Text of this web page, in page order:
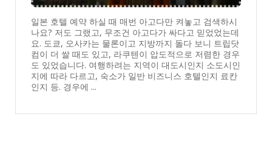
일본 호텔 예약 하실 때 매번 아고다만 켜놓고 검색하시
나요? 저도 그랬고, 무조건 아고다가 싸다고 믿었었는데
요. 도쿄, 오사카는 물론이고 지방까지 돌다 보니 트립닷
컴이 더 쌀 때도 있고, 라쿠텐이 압도적으로 저렴한 경우
도 있었습니다. 여행하려는 지역이 대도시인지 소도시인
지에 따라 다르고, 숙소가 일반 비즈니스 호텔인지 료칸
인지 등. 경우에 ...